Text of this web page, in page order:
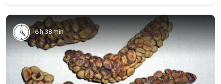
6 h 38 min